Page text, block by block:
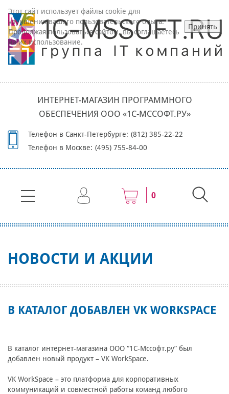
ИНТЕРНЕТ-МАГАЗИН ПРОГРАММНОГО
ОБЕСПЕЧЕНИЯ ООО «1С-МССОФТ.РУ»
Телефон в Санкт-Петербурге: (812) 385-22-22
Телефон в Москве: (495) 755-84-00
0
НОВОСТИ И АКЦИИ
В КАТАЛОГ ДОБАВЛЕН VK WORKSPACE
В каталог интернет-магазина ООО “1С-Мссофт.ру” был
добавлен новый продукт – VK WorkSpace.
VK WorkSpace – это платформа для корпоративных
коммуникаций и совместной работы команд любого
Этот сайт использует файлы cookie для
улучшения вашего пользовательского опыта.
Продолжая пользоваться сайтом, вы соглашаетесь
на их использование.
Принять